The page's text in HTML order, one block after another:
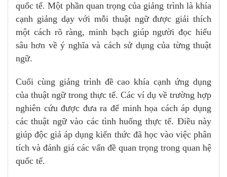
quốc tế. Một phần quan trọng của giảng trình là khía
cạnh giảng dạy với mỗi thuật ngữ được giải thích
một cách rõ ràng, minh bạch giúp người đọc hiểu
sâu hơn về ý nghĩa và cách sử dụng của từng thuật
ngữ.
Cuối cùng giảng trình đề cao khía cạnh ứng dụng
của thuật ngữ trong thực tế. Các ví dụ về trường hợp
nghiên cứu được đưa ra để minh họa cách áp dụng
các thuật ngữ vào các tình huống thực tế. Điều này
giúp độc giả áp dụng kiến thức đã học vào việc phân
tích và đánh giá các vấn đề quan trọng trong quan hệ
quốc tế.